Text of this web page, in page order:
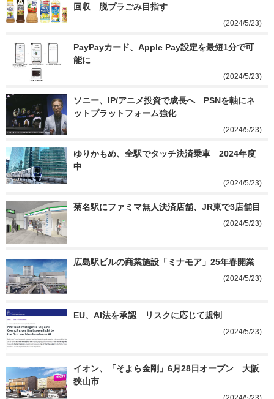
回収　脱プラごみ目指す
(2024/5/23)
PayPayカード、Apple Pay設定を最短1分で可
能に
(2024/5/23)
ソニー、IP/アニメ投資で成長へ　PSNを軸にネ
ットプラットフォーム強化
(2024/5/23)
ゆりかもめ、全駅でタッチ決済乗車　2024年度
中
(2024/5/23)
菊名駅にファミマ無人決済店舗、JR東で3店舗目
(2024/5/23)
広島駅ビルの商業施設「ミナモア」25年春開業
(2024/5/23)
EU、AI法を承認　リスクに応じて規制
(2024/5/23)
イオン、「そよら金剛」6月28日オープン　大阪
狭山市